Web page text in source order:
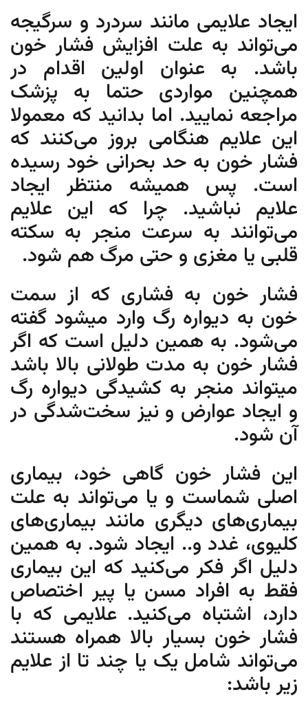
ایجاد علایمی مانند سردرد و سرگیجه
می‌تواند به علت افزایش فشار خون
باشد. به عنوان اولین اقدام در
همچنین مواردی حتما به پزشک
مراجعه نمایید. اما بدانید که معمولا
این علایم هنگامی بروز می‌کنند که
فشار خون به حد بحرانی خود رسیده
است. پس همیشه منتظر ایجاد
علایم نباشید. چرا که این علایم
می‌توانند به سرعت منجر به سکته
قلبی یا مغزی و حتی مرگ هم شود.
فشار خون به فشاری که از سمت
خون به دیواره رگ وارد میشود گفته
می‌شود. به همین دلیل است که اگر
فشار خون به مدت طولانی بالا باشد
میتواند منجر به کشیدگی دیواره رگ
و ایجاد عوارض و نیز سخت‌شدگی در
آن شود.
این فشار خون گاهی خود، بیماری
اصلی شماست و یا ‌می‌تواند به علت
بیماری‌های دیگری مانند بیماری‌های
کلیوی، غدد و.. ایجاد شود. به همین
دلیل اگر فکر می‌کنید که این بیماری
فقط به افراد مسن یا پیر اختصاص
دارد، اشتباه می‌کنید. علایمی که با
فشار خون بسیار بالا همراه هستند
می‌تواند شامل یک یا چند تا از علایم
زیر باشد: